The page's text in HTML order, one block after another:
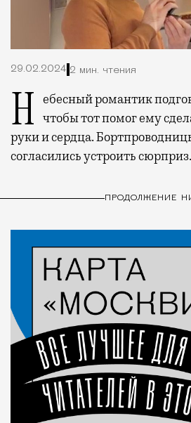
29.02.2024 2 мин. чтения
Небесный романтик подговорил экипаж, чтобы тот помог ему
руки и сердца.
согласились устроить сюрприз.
ПРОДОЛЖЕНИЕ